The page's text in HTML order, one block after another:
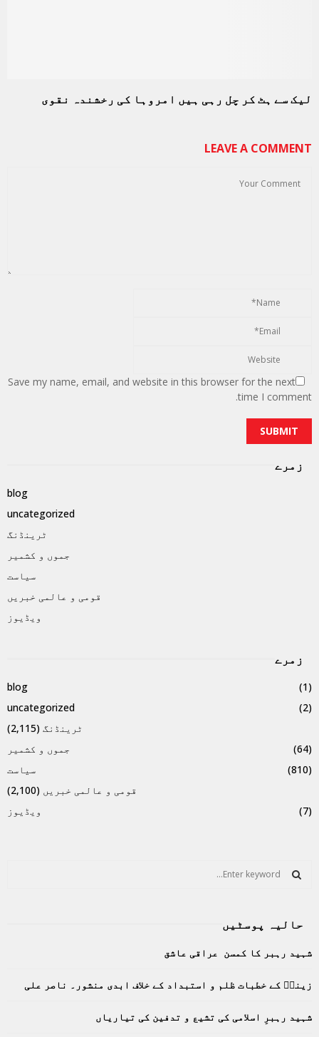
لیک سے ہٹ کر چل رہی ہیں امروہا کی رخشندہ نقوی
LEAVE A COMMENT
Save my name, email, and website in this browser for the next
time I comment.
زمرے
blog
uncategorized
ٹرینڈنگ
جموں و کشمیر
سیاست
قومی و عالمی خبریں
ویڈیوز
زمرے
blog
(1)
uncategorized
(2)
ٹرینڈنگ (2,115)
جموں و کشمیر
(64)
سیاست
(810)
قومی و عالمی خبریں (2,100)
ویڈیوز
(7)
f
r
E
A
R
C
حالیہ پوسٹیں
شہید رہبر کا کمسن عراقی عاشق
زینبؑ کے خطبات ظلم و استبداد کے خلاف ابدی منشور۔ ناصر علی
شہید رہبرِ اسلامی کی تشیع و تدفین کی تیاریاں